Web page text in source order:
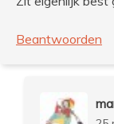
Beantwoorden